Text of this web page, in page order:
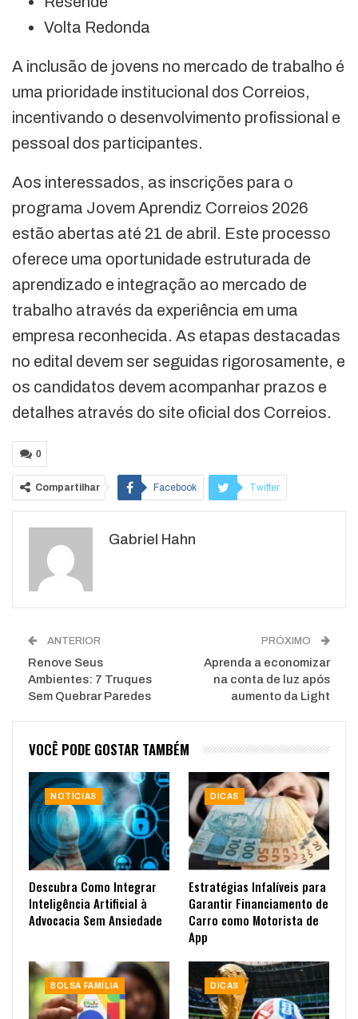
Volta Redonda
A inclusão de jovens no mercado de trabalho é
uma prioridade institucional dos Correios,
incentivando o desenvolvimento profissional e
pessoal dos participantes.
Aos interessados, as inscrições para o
programa Jovem Aprendiz Correios 2026
estão abertas até 21 de abril. Este processo
oferece uma oportunidade estruturada de
aprendizado e integração ao mercado de
trabalho através da experiência em uma
empresa reconhecida. As etapas destacadas
no edital devem ser seguidas rigorosamente, e
os candidatos devem acompanhar prazos e
detalhes através do site oficial dos Correios.
0
Compartilhar Facebook Twitter
WhatsApp
Gabriel Hahn
ANTERIOR
Renove Seus
Ambientes: 7 Truques
Sem Quebrar Paredes
PRÓXIMO
Aprenda a economizar
na conta de luz após
aumento da Light
VOCÊ PODE GOSTAR TAMBÉM
NOTÍCIAS
Descubra Como Integrar
Inteligência Artificial à
Advocacia Sem Ansiedade
DICAS
Estratégias Infalíveis para
Garantir Financiamento de
Carro como Motorista de
App
BOLSA FAMÍLIA DICAS